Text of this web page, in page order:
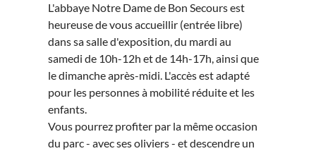
L'abbaye Notre Dame de Bon Secours est
heureuse de vous accueillir (entrée libre)
dans sa salle d'exposition, du mardi au
samedi de 10h-12h et de 14h-17h, ainsi que
le dimanche après-midi. L'accès est adapté
pour les personnes à mobilité réduite et les
enfants.
Vous pourrez profiter par la même occasion
du parc - avec ses oliviers - et descendre un